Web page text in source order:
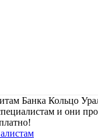
Банка Кольцо
и они